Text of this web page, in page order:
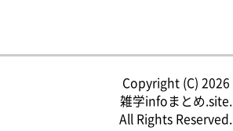
Copyright (C) 2026
雑学infoまとめ.site.
All Rights Reserved.